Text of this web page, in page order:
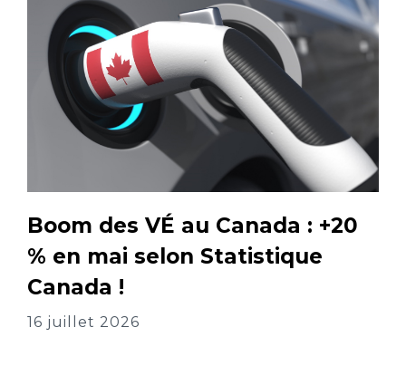
Boom des VÉ au Canada : +20
% en mai selon Statistique
Canada !
16 juillet 2026